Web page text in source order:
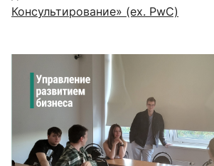
Консультирование» (ex. PwC)